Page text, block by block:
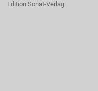
Edition Sonat-Verlag